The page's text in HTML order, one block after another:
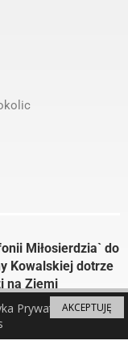
Miłosierdzia` do
Kowalskiej dotrze
na Ziemi
1 rok ago
PrywatnościAKCEPTUJĘ